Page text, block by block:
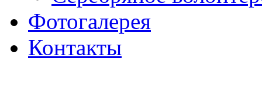
Фотогалерея
Контакты